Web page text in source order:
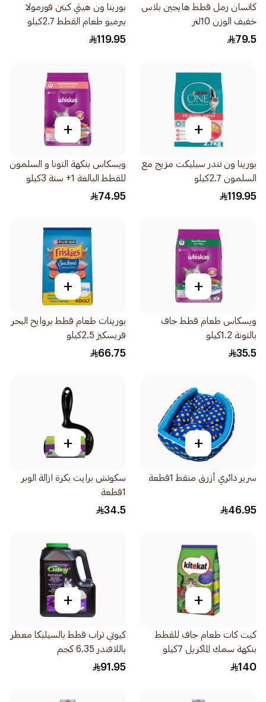
كاتسان رمل قطط هايجين بلاس
خفيف الوزن 10لتر
79.5
بورينا ون هيثي كيتن فورمولا
بيرميو طعام القطط 2.7كيلو
119.95
+
بورينا ون تندر سيليكت مزيج مع
السلمون 2.7كيلو
119.95
+
ويسكاس بنكهة التونا و السلمون
للقطط البالغة 1+ سنة 3كيلو
74.95
+
ويسكاس طعام قطط جاف
بالتونة 1.2كيلو
35.5
+
بورينات طعام قطط بروايح البحر
فريسكيز 2.5كيلو
66.75
+
سرير دائري أزرق منقط 1قطعة
46.95
+
سكوتش برايت بكرة ازالة الوبر
1قطعة
34.5
+
كيت كات طعام جاف للقطط
بنكهة سمك الماكريل 7كيلو
140
+
كيوتي تراب قطط بالسيليكا معطر
باللافندر 6.35 كجم
91.95